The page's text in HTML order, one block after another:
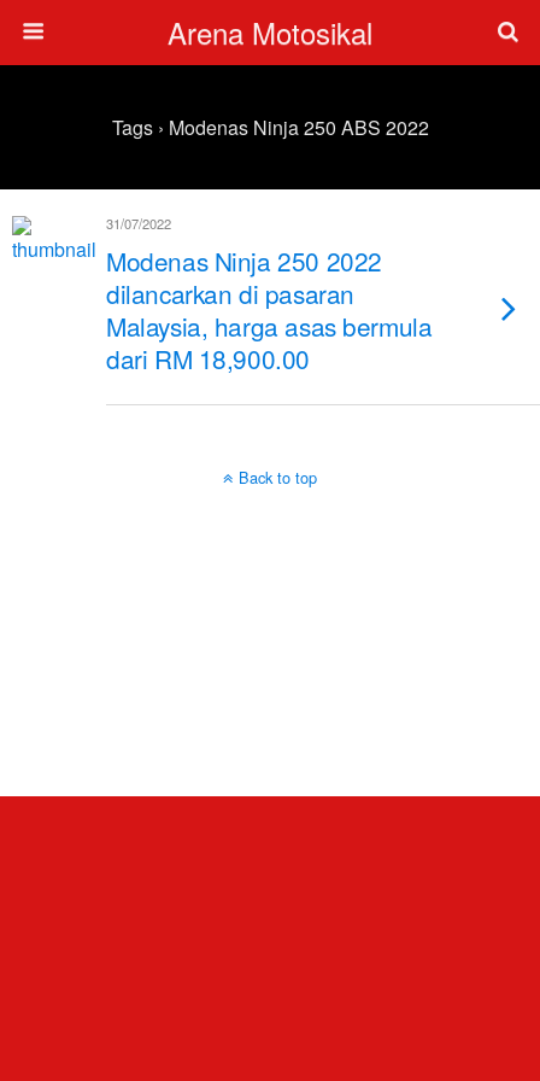
Arena Motosikal
Tags › Modenas Ninja 250 ABS 2022
31/07/2022
Modenas Ninja 250 2022
dilancarkan di pasaran
Malaysia, harga asas bermula
dari RM 18,900.00
Back to top